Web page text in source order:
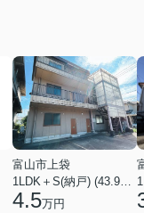
富山市上袋
4.5万円